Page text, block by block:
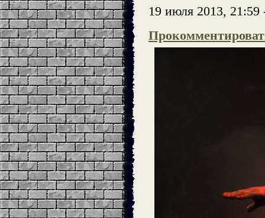
19 июля 2013, 21:59